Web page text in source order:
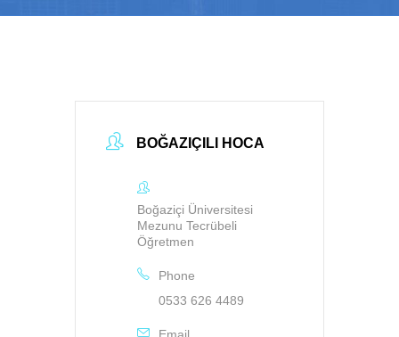
BOĞAZIÇILI HOCA
Boğaziçi Üniversitesi
Mezunu Tecrübeli
Öğretmen
Phone
0533 626 4489
Email